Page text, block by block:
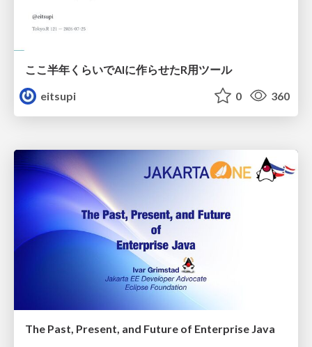
ここ半年くらいでAIに作らせたR用ツール
eitsupi
0 360
The Past, Present, and Future of Enterprise Java